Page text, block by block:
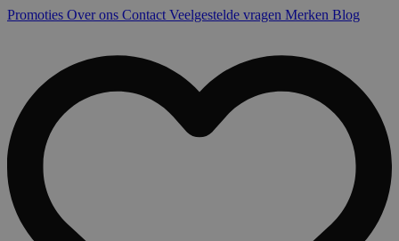
Promoties Over ons Contact Veelgestelde vragen Merken Blog